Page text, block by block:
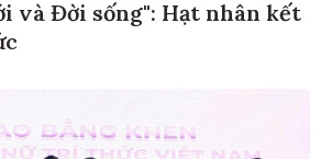
và Đời sống": Hạt nhân kết